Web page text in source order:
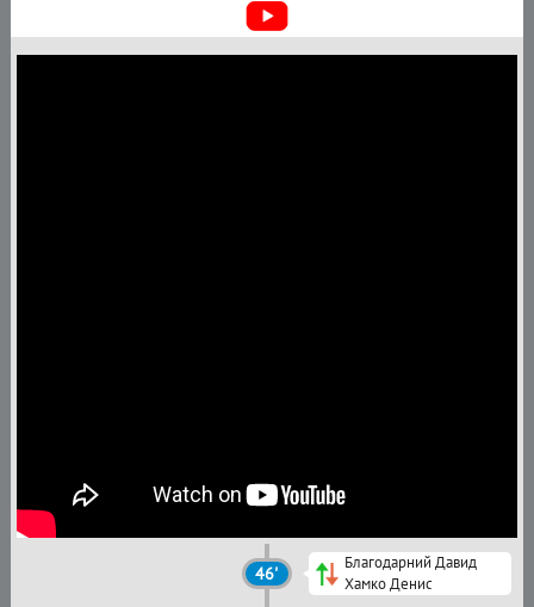
46'
Благодарний Давид
Хамко Денис